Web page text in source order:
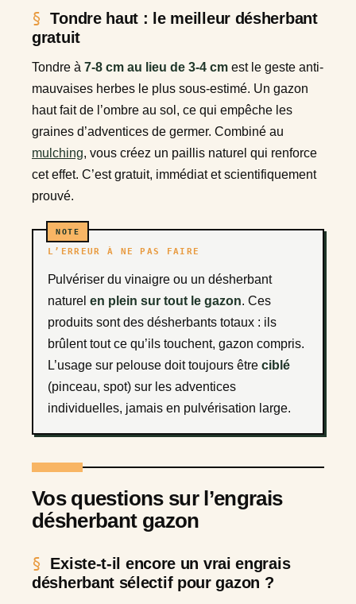
Tondre haut : le meilleur désherbant
gratuit
Tondre à 7-8 cm au lieu de 3-4 cm est le geste anti-
mauvaises herbes le plus sous-estimé. Un gazon
haut fait de l’ombre au sol, ce qui empêche les
graines d’adventices de germer. Combiné au
mulching, vous créez un paillis naturel qui renforce
cet effet. C’est gratuit, immédiat et scientifiquement
prouvé.
L’ERREUR À NE PAS FAIRE
Pulvériser du vinaigre ou un désherbant
naturel en plein sur tout le gazon. Ces
produits sont des désherbants totaux : ils
brûlent tout ce qu’ils touchent, gazon compris.
L’usage sur pelouse doit toujours être ciblé
(pinceau, spot) sur les adventices
individuelles, jamais en pulvérisation large.
Vos questions sur l’engrais
désherbant gazon
Existe-t-il encore un vrai engrais
désherbant sélectif pour gazon ?